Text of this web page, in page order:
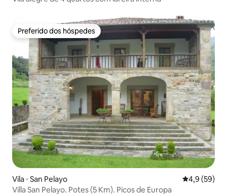
Preferido dos hóspedes
Preferido dos hóspedes
Vila ⋅ San Pelayo 4,9 de uma
4,9 (59)
Villa San Pelayo. Potes (5 Km). Picos de Europa